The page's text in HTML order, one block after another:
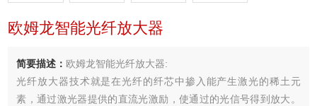
欧姆龙智能光纤放大器
简要描述： 欧姆龙智能光纤放大器:
光纤放大器技术就是在光纤的纤芯中掺入能产生激光的稀土元
素，通过激光器提供的直流光激励，使通过的光信号得到放大。